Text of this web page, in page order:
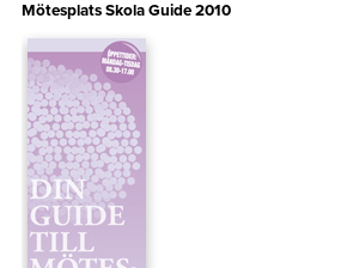
Mötesplats Skola Guide 2010